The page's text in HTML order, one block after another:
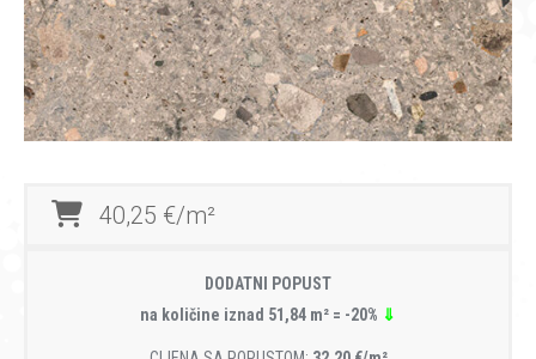
40,25 €/m²
DODATNI POPUST
na količine iznad 51,84 m² = -20% ⇓